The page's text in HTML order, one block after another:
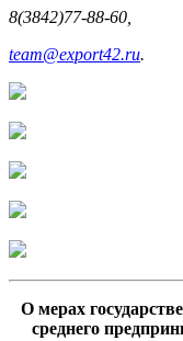
8(3842)77-88-60,
team@export42.ru.
О мерах
среднего